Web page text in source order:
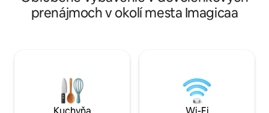
súkromného bazéna a veľkej terasy s
pokojnej pokojnej atmosfére, stretnite
sa alebo hostite tú najlepšiu časť vôbec!
útočiskom pre
chlpatých
potrebujete, aby
zhlboka dýchať a
spojiť s ľuďmi – a
na ktorých vám
prenájmoch v okolí mesta Imagicaa